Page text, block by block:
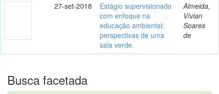
27-set-2018
Estágio supervisionado
com enfoque na
educação ambiental:
perspectivas de uma
sala verde.
Almeida,
Vívian
Soares
de
Busca facetada